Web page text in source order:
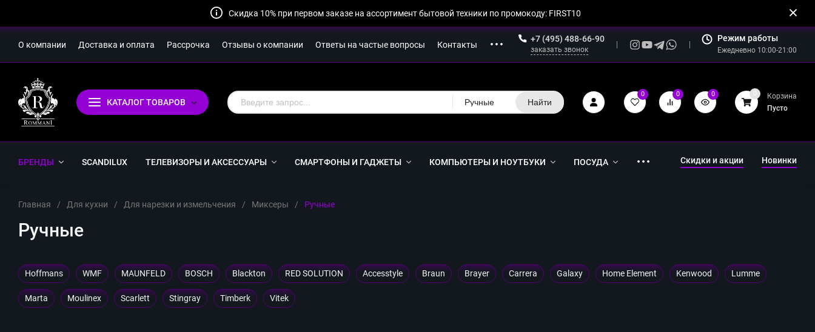
Скидка 10% при первом заказе на ассортимент бытовой техники по промокоду: FIRST10
О компании Доставка и оплата Рассрочка Отзывы о компании Ответы на частые вопросы Контакты
+7 (495) 488-66-90
заказать звонок
Режим работы
Ежедневно 10:00-21:00
КАТАЛОГ ТОВАРОВ Ручные Найти
0 0 0 0
Корзина
Пусто
БРЕНДЫ SCANDILUX ТЕЛЕВИЗОРЫ И АКСЕССУАРЫ СМАРТФОНЫ И ГАДЖЕТЫ КОМПЬЮТЕРЫ И НОУТБУКИ ПОСУДА Скидки и акции Новинки
Главная / Для кухни / Для нарезки и измельчения / Миксеры / Ручные
Ручные
Hoffmans WMF MAUNFELD BOSCH Blackton RED SOLUTION Accesstyle Braun Brayer Carrera Galaxy Home Element Kenwood Lumme
Marta Moulinex Scarlett Stingray Timberk Vitek